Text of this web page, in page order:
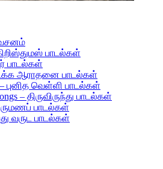
வசனம்
பாடல்கள்
பாடல்கள்
ஆராதனை பாடல்கள்
– புனித வெள்ளி பாடல்கள்
– திருவிருந்து பாடல்கள்
பாடல்கள்
வருட பாடல்கள்